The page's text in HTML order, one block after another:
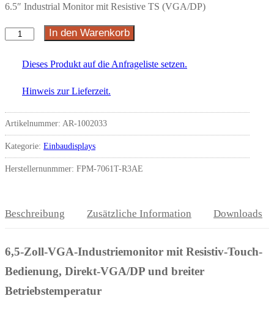
6.5″ Industrial Monitor mit Resistive TS (VGA/DP)
In den Warenkorb
Dieses Produkt auf die Anfrageliste setzen.
Hinweis zur Lieferzeit.
Artikelnummer: AR-1002033
Kategorie: Einbaudisplays
Herstellernunmmer: FPM-7061T-R3AE
Beschreibung Zusätzliche Information Downloads
6,5-Zoll-VGA-Industriemonitor mit Resistiv-Touch-
Bedienung, Direkt-VGA/DP und breiter
Betriebstemperatur